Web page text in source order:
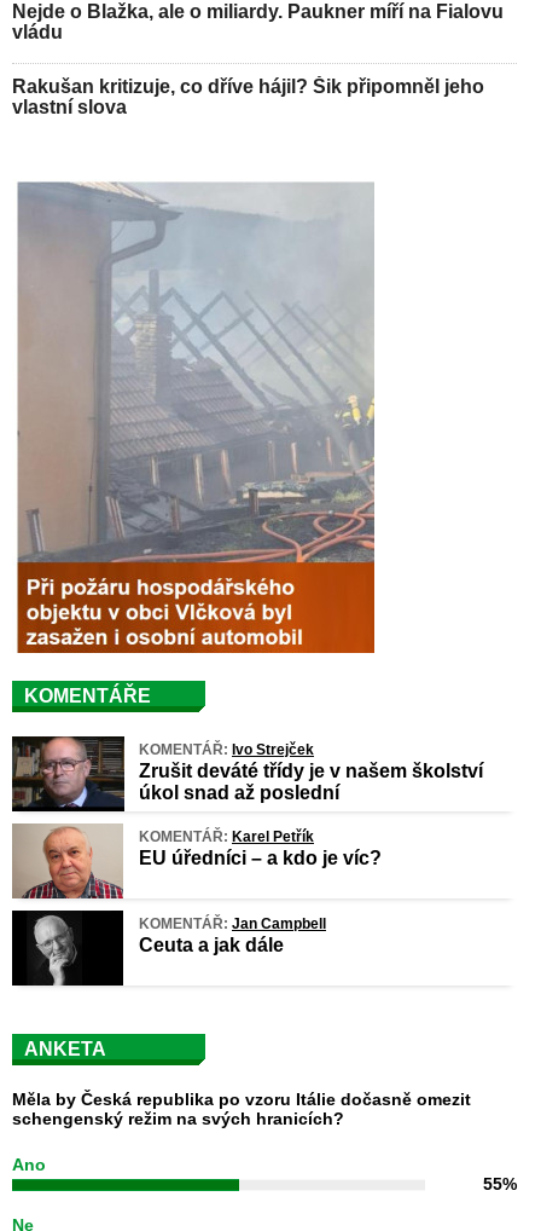
Nejde o Blažka, ale o miliardy. Paukner míří na Fialovu
vládu
Rakušan kritizuje, co dříve hájil? Šik připomněl jeho
vlastní slova
KOMENTÁŘE
KOMENTÁŘ: Ivo Strejček
Zrušit deváté třídy je v našem školství
úkol snad až poslední
KOMENTÁŘ: Karel Petřík
EU úředníci – a kdo je víc?
KOMENTÁŘ: Jan Campbell
Ceuta a jak dále
ANKETA
Měla by Česká republika po vzoru Itálie dočasně omezit
schengenský režim na svých hranicích?
Ano
55%
Ne